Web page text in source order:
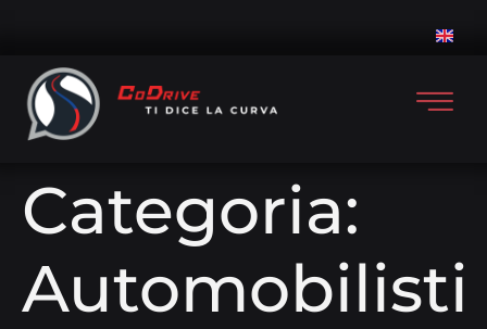
Categoria:
Automobilisti